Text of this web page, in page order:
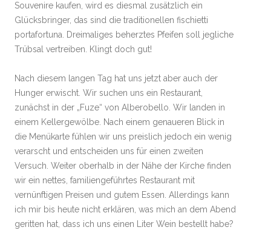
Souvenire kaufen, wird es diesmal zusätzlich ein
Glücksbringer, das sind die traditionellen fischietti
portafortuna. Dreimaliges beherztes Pfeifen soll jegliche
Trübsal vertreiben. Klingt doch gut!
Nach diesem langen Tag hat uns jetzt aber auch der
Hunger erwischt. Wir suchen uns ein Restaurant,
zunächst in der „Fuze“ von Alberobello. Wir landen in
einem Kellergewölbe. Nach einem genaueren Blick in
die Menükarte fühlen wir uns preislich jedoch ein wenig
verarscht und entscheiden uns für einen zweiten
Versuch. Weiter oberhalb in der Nähe der Kirche finden
wir ein nettes, familiengeführtes Restaurant mit
vernünftigen Preisen und gutem Essen. Allerdings kann
ich mir bis heute nicht erklären, was mich an dem Abend
geritten hat, dass ich uns einen Liter Wein bestellt habe?